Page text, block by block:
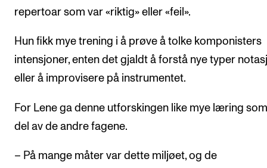
repertoar som var «riktig» eller «feil».
Hun fikk mye trening i å prøve å tolke komponisters
intensjoner, enten det gjaldt å forstå nye typer
eller å improvisere på instrumentet.
For Lene ga denne utforskingen like mye læring
del av de andre fagene.
– På mange måter var dette miljøet, og de